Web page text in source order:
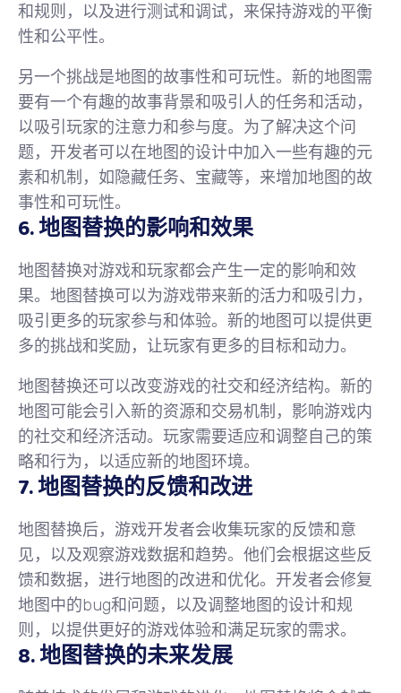
和规则，以及进行测试和调试，来保持游戏的平衡
性和公平性。
另一个挑战是地图的故事性和可玩性。新的地图需
要有一个有趣的故事背景和吸引人的任务和活动，
以吸引玩家的注意力和参与度。为了解决这个问
题，开发者可以在地图的设计中加入一些有趣的元
素和机制，如隐藏任务、宝藏等，来增加地图的故
事性和可玩性。
6. 地图替换的影响和效果
地图替换对游戏和玩家都会产生一定的影响和效
果。地图替换可以为游戏带来新的活力和吸引力，
吸引更多的玩家参与和体验。新的地图可以提供更
多的挑战和奖励，让玩家有更多的目标和动力。
地图替换还可以改变游戏的社交和经济结构。新的
地图可能会引入新的资源和交易机制，影响游戏内
的社交和经济活动。玩家需要适应和调整自己的策
略和行为，以适应新的地图环境。
7. 地图替换的反馈和改进
地图替换后，游戏开发者会收集玩家的反馈和意
见，以及观察游戏数据和趋势。他们会根据这些反
馈和数据，进行地图的改进和优化。开发者会修复
地图中的bug和问题，以及调整地图的设计和规
则，以提供更好的游戏体验和满足玩家的需求。
8. 地图替换的未来发展